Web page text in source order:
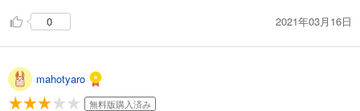
イのドMっぷりに泣いちゃうとか、可愛い。この後、徐々にデ
レていくのだろうか。そういえば、本来の攻略対象の王子の立
0 2021年03月16日
mahotyaro
無料版購入済み